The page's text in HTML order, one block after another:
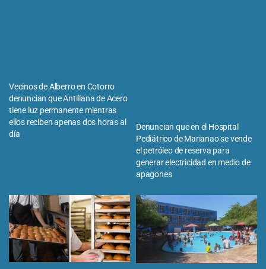
Vecinos de Alberro en Cotorro
denuncian que Antillana de Acero
tiene luz permanente mientras
ellos reciben apenas dos horas al
día
Denuncian que en el Hospital
Pediátrico de Marianao se vende
el petróleo de reserva para
generar electricidad en medio de
apagones